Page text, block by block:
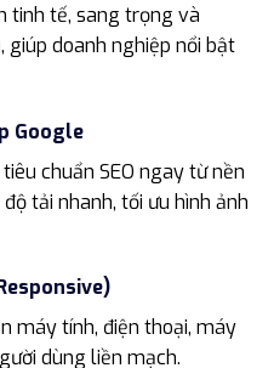
tinh tế, sang trọng và
giúp doanh nghiệp nổi bật
Google
chuẩn SEO ngay từ nền
tải nhanh, tối ưu hình ảnh
máy tính, điện thoại, máy
dùng liền mạch.